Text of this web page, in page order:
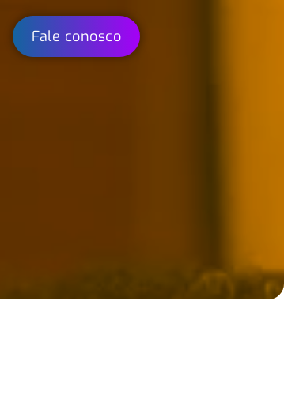
Fale conosco